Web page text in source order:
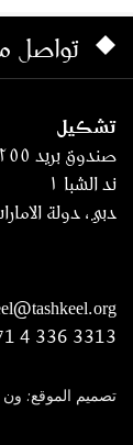
تواصل
تشكيل
صندوق بريد ١٢٢٢٥٥
ند الشبا ١
دبي، دولة
4 336 3313
تصميم الموقع: ون